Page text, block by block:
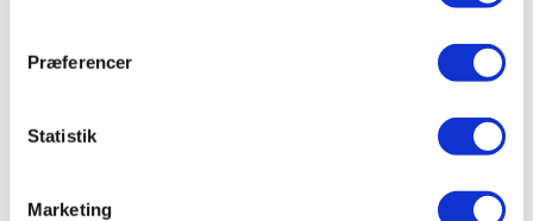
Præferencer
Statistik
Marketing